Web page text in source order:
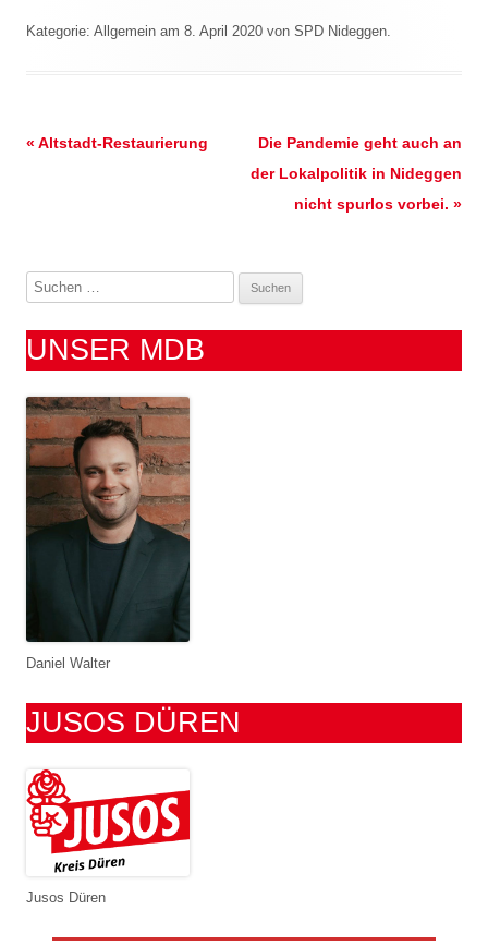
Kategorie: Allgemein am 8. April 2020 von SPD Nideggen
Beitrags-
« Altstadt-Restaurierung
Die Pandemie geht auch an
der Lokalpolitik in Nideggen
nicht spurlos vorbei. »
c
h
n
n
a
UNSER MDB
Daniel Walter
JUSOS DÜREN
Jusos Düren